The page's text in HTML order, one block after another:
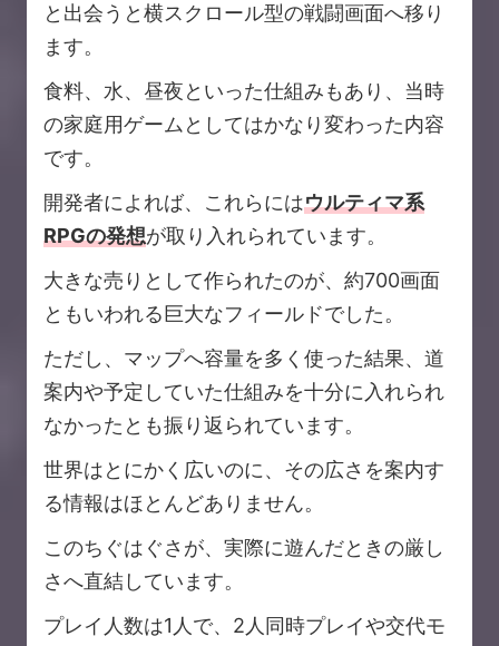
と出会うと横スクロール型の戦闘画面へ移り
ます。
食料、水、昼夜といった仕組みもあり、当時
の家庭用ゲームとしてはかなり変わった内容
です。
開発者によれば、これらにはウルティマ系
RPGの発想が取り入れられています。
大きな売りとして作られたのが、約700画面
ともいわれる巨大なフィールドでした。
ただし、マップへ容量を多く使った結果、道
案内や予定していた仕組みを十分に入れられ
なかったとも振り返られています。
世界はとにかく広いのに、その広さを案内す
る情報はほとんどありません。
このちぐはぐさが、実際に遊んだときの厳し
さへ直結しています。
プレイ人数は1人で、2人同時プレイや交代モ